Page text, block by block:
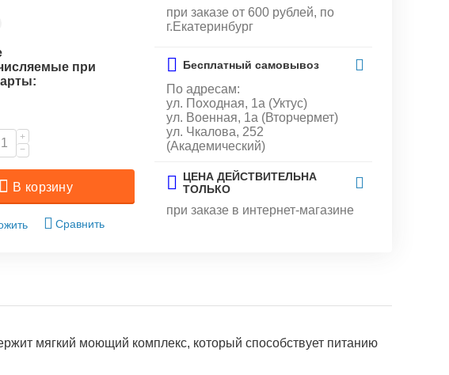
при
+
−
В корзину
Сравнить
при заказе от 600 рублей, по
г.Екатеринбург
Бесплатный самовывоз
По адресам:
ул. Походная, 1а (Уктус)
ул. Военная, 1а (Вторчермет)
ул. Чкалова, 252
(Академический)
ЦЕНА ДЕЙСТВИТЕЛЬНА
ТОЛЬКО
при заказе в интернет-магазине
мягкий моющий комплекс, который способствует питанию